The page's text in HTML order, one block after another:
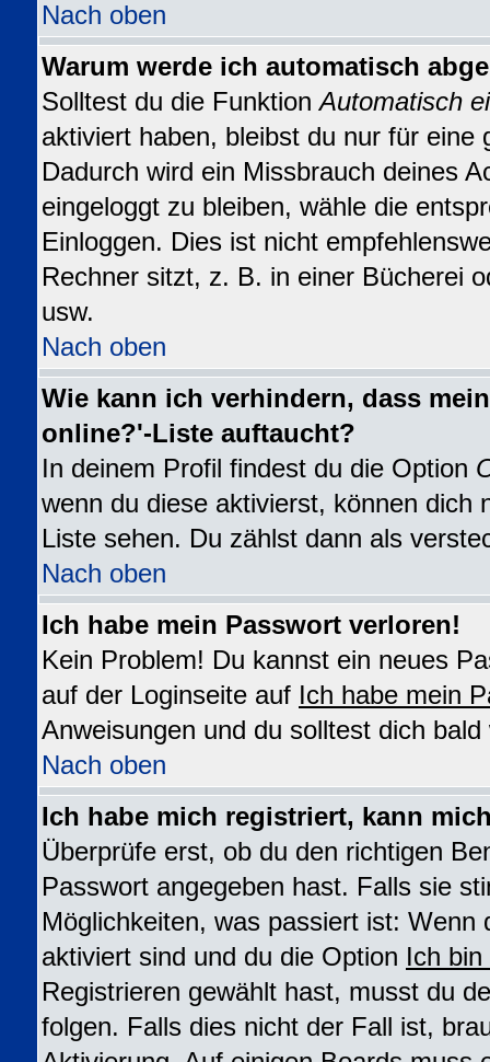
Nach oben
Warum werde ich automatisch
Solltest du die FunktionAutomatisch
aktiviert haben, bleibst du nur für eine
Dadurch wird ein Missbrauch deines
eingeloggt zu bleiben, wähle die
Einloggen. Dies ist nicht
Rechner sitzt, z. B. in einer Bücherei
usw.
Nach oben
Wie kann ich verhindern, dass
online?'-Liste auftaucht?
In deinem Profil findest du die Option
wenn du diese aktivierst, können dich
Liste sehen. Du zählst dann als
Nach oben
Ich habe mein Passwort verloren!
Kein Problem! Du kannst ein neues
auf der Loginseite auf Ich habe mein
Anweisungen und du solltest dich
Nach oben
Ich habe mich registriert, kann
Überprüfe erst, ob du den richtigen
Passwort angegeben hast. Falls sie
Möglichkeiten, was passiert ist: Wenn
aktiviert sind und du die Option Ich
Registrieren gewählt hast, musst du
folgen. Falls dies nicht der Fall ist,